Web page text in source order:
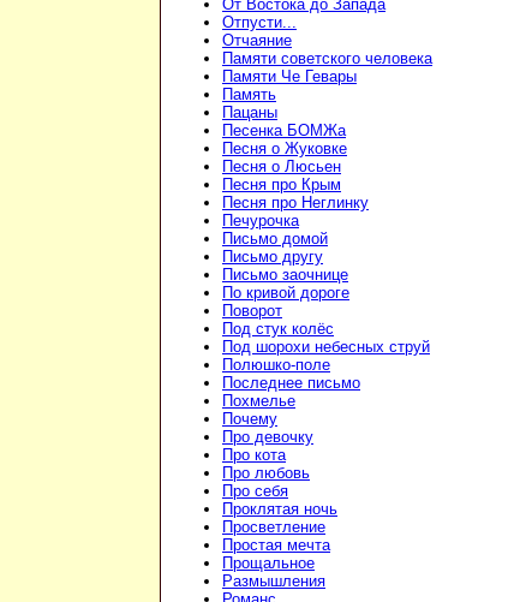
От Востока до Запада
Отпусти...
Отчаяние
Памяти советского человека
Памяти Че Гевары
Память
Пацаны
Песенка БОМЖа
Песня о Жуковке
Песня о Люсьен
Песня про Крым
Песня про Неглинку
Печурочка
Письмо домой
Письмо другу
Письмо заочнице
По кривой дороге
Поворот
Под стук колёс
Под шорохи небесных струй
Полюшко-поле
Последнее письмо
Похмелье
Почему
Про девочку
Про кота
Про любовь
Про себя
Проклятая ночь
Просветление
Простая мечта
Прощальное
Размышления